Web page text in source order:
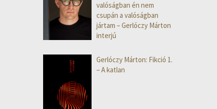
valóságban én nem
csupán a valóságban
jártam – Gerlóczy Márton
interjú
Gerlóczy Márton: Fikció 1.
– A katlan